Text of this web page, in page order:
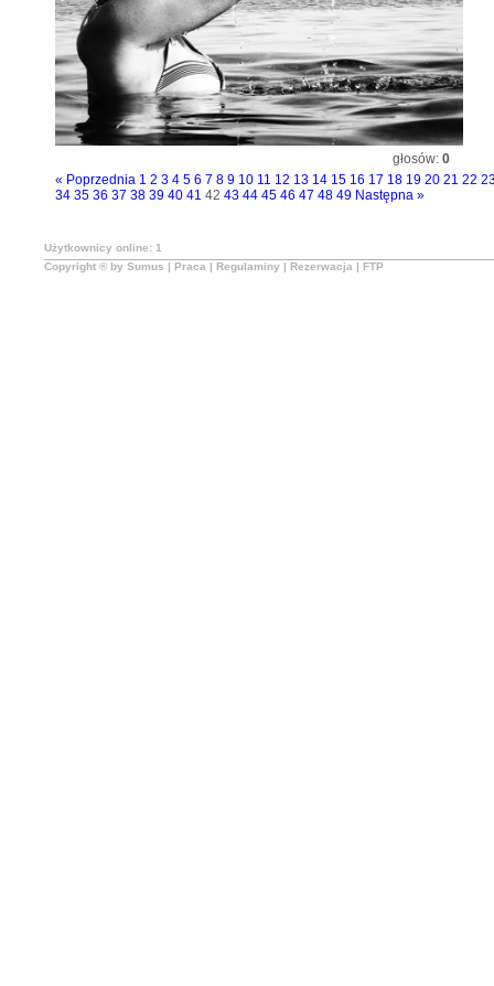
głosów: 0
« Poprzednia 1 2 3 4 5 6 7 8 9 10 11 12 13 14 15 16 17 18 19 20 21 22
34 35 36 37 38 39 40 41 42 43 44 45 46 47 48 49 Następna »
Użytkownicy online: 1
Copyright ® by Sumus | Praca | Regulaminy | Rezerwacja | FTP